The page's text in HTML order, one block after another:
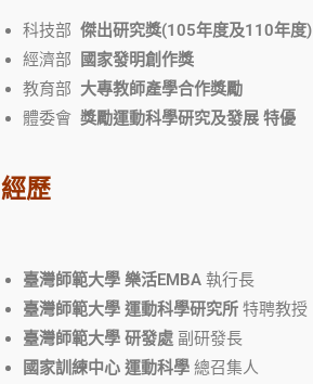
科技部 傑出研究獎(105年度及110年度)
經濟部
國家發明創作獎
教育部 大專教師產學合作獎勵
體委會 獎勵運動科學研究及發展 特優
經歷
臺灣師範大學 樂活EMBA執行長
臺灣師範大學 運動科學研究所特聘教授
臺灣師範大學 研發處副研發長
國家訓練中心 運動科學總召集人